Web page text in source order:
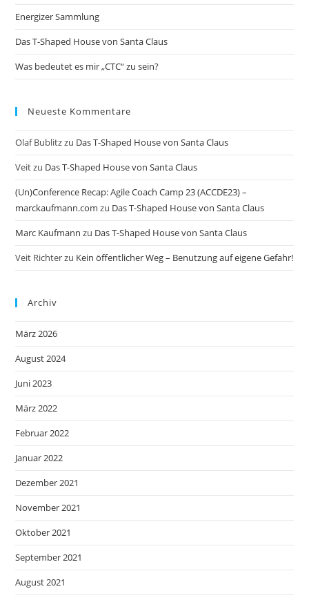
Energizer Sammlung
Das T-Shaped House von Santa Claus
Was bedeutet es mir „CTC“ zu sein?
Neueste Kommentare
Olaf Bublitzzu Das T-Shaped House von Santa Claus
Veitzu Das T-Shaped House von Santa Claus
(Un)Conference Recap: Agile Coach Camp 23 (ACCDE23) –
marckaufmann.com zu Das T-Shaped House von Santa Claus
Marc Kaufmann zu Das T-Shaped House von Santa Claus
Veit Richterzu Kein öffentlicher Weg – Benutzung auf eigene Gefahr!
Archiv
März 2026
August 2024
Juni 2023
März 2022
Februar 2022
Januar 2022
Dezember 2021
November 2021
Oktober 2021
September 2021
August 2021